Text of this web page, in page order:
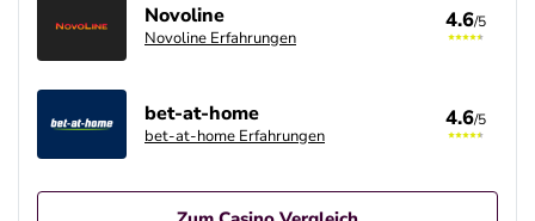
Novoline
Novoline Erfahrungen
4.6/5
bet-at-home
bet-at-home Erfahrungen
4.6/5